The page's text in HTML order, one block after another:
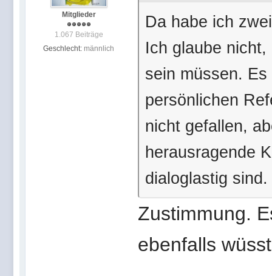
Mitglieder
1.067 Beiträge
Geschlecht: männlich
Da habe ich
Ich glaube
sein müssen.
persönlichen
nicht gefallen,
herausragende
dialoglastig sind.
Zustimmung.
ebenfalls